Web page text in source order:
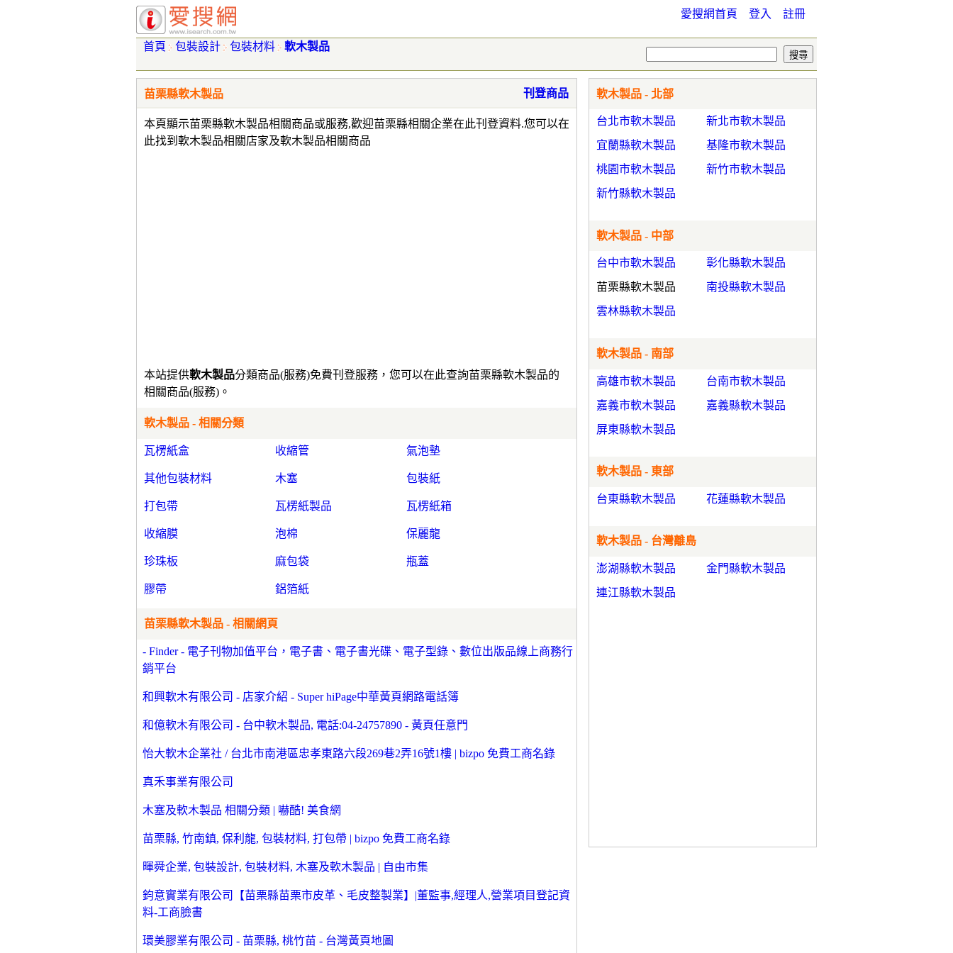
愛搜網首頁 登入 註冊
首頁 包裝設計 包裝材料 軟木製品
苗栗縣軟木製品
本頁顯示苗栗縣軟木製品相關商品或服務,歡迎苗栗縣相關企業在此刊登資料.您可以在
此找到軟木製品相關店家及軟木製品相關商品
刊登商品
本站提供軟木製品分類商品(服務)免費刊登服務，您可以在此查詢苗栗縣軟木製品的
相關商品(服務)。
軟木製品 - 相關分類
瓦楞紙盒 收縮管 氣泡墊
其他包裝材料 木塞 包裝紙
打包帶 瓦楞紙製品 瓦楞紙箱
收縮膜 泡棉 保麗龍
珍珠板 麻包袋 瓶蓋
膠帶 鋁箔紙
苗栗縣軟木製品 - 相關網頁
- Finder - 電子刊物加值平台，電子書、電子書光碟、電子型錄、數位出版品線上商務行
銷平台
和興軟木有限公司 - 店家介紹 - Super hiPage中華黃頁網路電話簿
和億軟木有限公司 - 台中軟木製品, 電話:04-24757890 - 黃頁任意門
怡大軟木企業社 / 台北市南港區忠孝東路六段269巷2弄16號1樓 | bizpo 免費工商名錄
真禾事業有限公司
木塞及軟木製品 相關分類 | 嚇酷! 美食網
苗栗縣, 竹南鎮, 保利龍, 包裝材料, 打包帶 | bizpo 免費工商名錄
暉舜企業, 包裝設計, 包裝材料, 木塞及軟木製品 | 自由市集
鈞意實業有限公司【苗栗縣苗栗市皮革、毛皮整製業】|董監事,經理人,營業項目登記資
料-工商臉書
環美膠業有限公司 - 苗栗縣, 桃竹苗 - 台灣黃頁地圖
軟木製品 - 北部
台北市軟木製品
新北市軟木製品
宜蘭縣軟木製品
基隆市軟木製品
桃園市軟木製品
新竹市軟木製品
新竹縣軟木製品
軟木製品 - 中部
台中市軟木製品
彰化縣軟木製品
苗栗縣軟木製品
南投縣軟木製品
雲林縣軟木製品
軟木製品 - 南部
高雄市軟木製品
台南市軟木製品
嘉義市軟木製品
嘉義縣軟木製品
屏東縣軟木製品
軟木製品 - 東部
台東縣軟木製品 花蓮縣軟木製品
軟木製品 - 台灣離島
澎湖縣軟木製品
金門縣軟木製品
連江縣軟木製品